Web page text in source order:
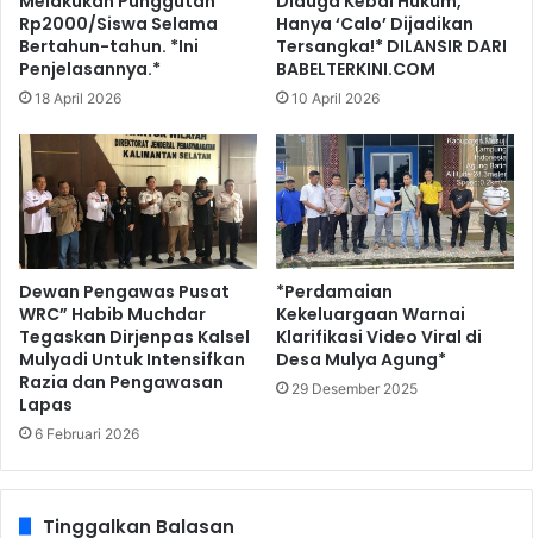
Rp2000/Siswa Selama
Bertahun-tahun. *Ini
Penjelasannya.*
18 April 2026
Hanya ‘Calo’ Dijadikan
Tersangka!* DILANSIR DARI
BABELTERKINI.COM
10 April 2026
Dewan Pengawas Pusat
WRC” Habib Muchdar
Tegaskan Dirjenpas Kalsel
Mulyadi Untuk Intensifkan
Razia dan Pengawasan
Lapas
6 Februari 2026
*Perdamaian
Kekeluargaan Warnai
Klarifikasi Video Viral di
Desa Mulya Agung*
29 Desember 2025
Tinggalkan Balasan